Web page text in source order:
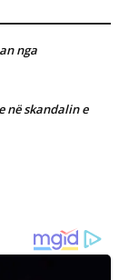
nga
në skandalin e